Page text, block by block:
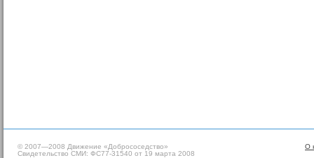
О
© 2007—2008 Движение «Добрососедство»
Свидетельство СМИ: ФС77-31540 от 19 марта 2008